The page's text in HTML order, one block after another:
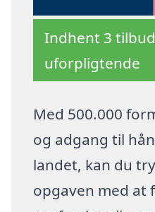
Indhent 3
uforpligtende
Med 500.000
og adgang til
landet, kan du
opgaven med at